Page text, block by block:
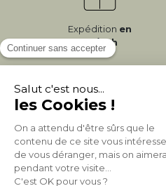
Expédition en
24/72h
À PROPOS DE MILIBOO
AIDE & CONTACT